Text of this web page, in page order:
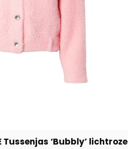
Tussenjas ‘Bubbly’